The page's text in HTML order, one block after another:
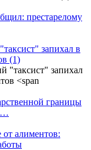
престарелому
запихал в
(1)
границы
от алиментов: